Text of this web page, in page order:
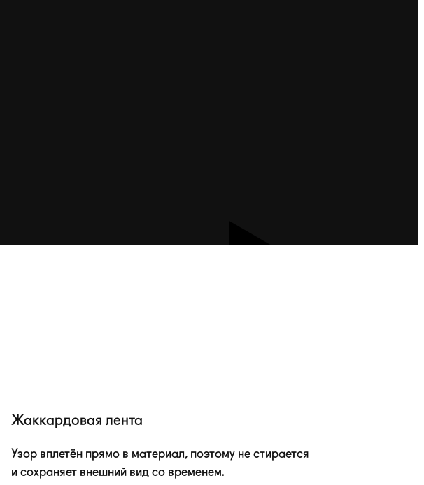
Жаккардовая лента
Узор вплетён прямо в материал, поэтому не стирается
и сохраняет внешний вид со временем.